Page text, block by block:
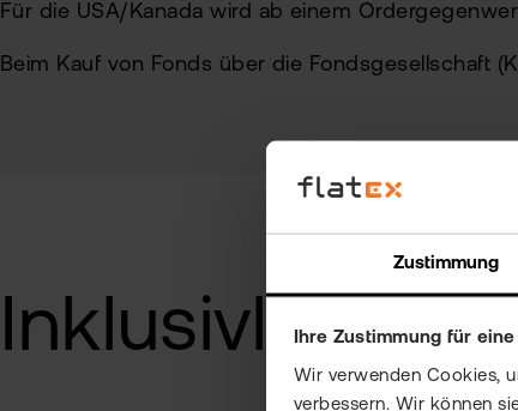
Zustimmung
Ihre Zustimmung für
Wir verwenden Cookies,
verbessern. Wir können
Für die USA/Kanada wird ab einem
Beim Kauf von Fonds über die Fondsgesellschaft